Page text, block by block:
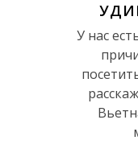
У нас